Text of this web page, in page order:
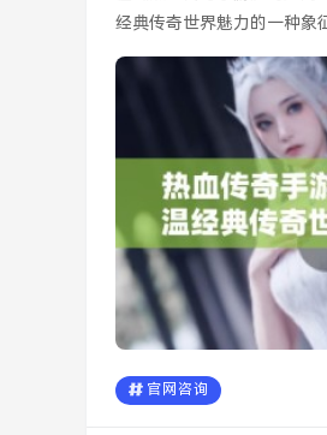
经典传奇世界魅力的一种象
展现了那个充满激...
官网咨询